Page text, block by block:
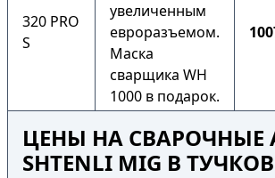
320 PRO
S
увеличенным
евроразъемом.
Маска
сварщика WH
1000 в подарок.
ЦЕНЫ НА СВАРОЧНЫЕ
SHTENLI MIG В